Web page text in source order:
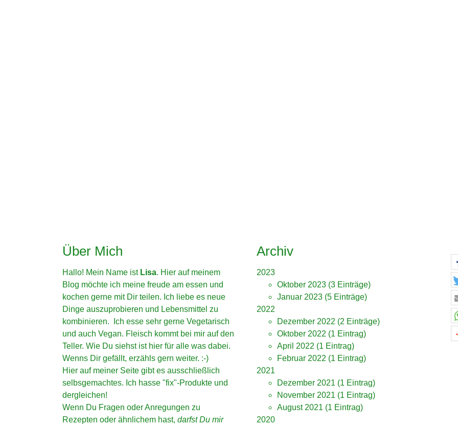
Über Mich
Hallo! Mein Name ist Lisa. Hier auf meinem
Blog möchte ich meine freude am essen und
kochen gerne mit Dir teilen. Ich liebe es neue
Dinge auszuprobieren und Lebensmittel zu
kombinieren. Ich esse sehr gerne Vegetarisch
und auch Vegan. Fleisch kommt bei mir auf den
Teller. Wie Du siehst ist hier für alle was dabei.
Wenns Dir gefällt, erzähls gern weiter. :-)
Hier auf meiner Seite gibt es ausschließlich
selbsgemachtes. Ich hasse "fix"-Produkte und
dergleichen!
Wenn Du Fragen oder Anregungen zu
Rezepten oder ähnlichem hast, darfst Du mir
Archiv
2023
Oktober 2023 (3 Einträge)
Januar 2023 (5 Einträge)
2022
Dezember 2022 (2 Einträge)
Oktober 2022 (1 Eintrag)
April 2022 (1 Eintrag)
Februar 2022 (1 Eintrag)
2021
Dezember 2021 (1 Eintrag)
November 2021 (1 Eintrag)
August 2021 (1 Eintrag)
2020